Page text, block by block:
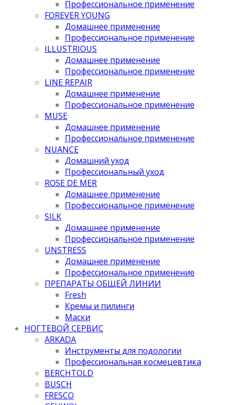
Профессиональное применение
FOREVER YOUNG
Домашнее применение
Профессиональное применение
ILLUSTRIOUS
Домашнее применение
Профессиональное применение
LINE REPAIR
Домашнее применение
Профессиональное применение
MUSE
Домашнее применение
Профессиональное применение
NUANCE
Домашний уход
Профессиональный уход
ROSE DE MER
Домашнее применение
Профессиональное применение
SILK
Домашнее применение
Профессиональное применение
UNSTRESS
Домашнее применение
Профессиональное применение
ПРЕПАРАТЫ ОБЩЕЙ ЛИНИИ
Fresh
Кремы и пилинги
Маски
НОГТЕВОЙ СЕРВИС
ARKADA
Инструменты для подологии
Профессиональная космецевтика
BERCHTOLD
BUSCH
FRESCO